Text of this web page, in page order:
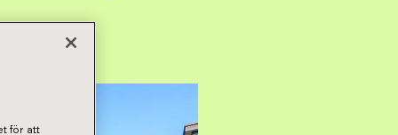
för att